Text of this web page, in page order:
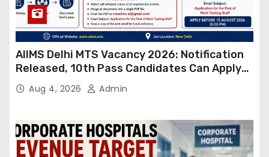
AIIMS Delhi MTS Vacancy 2026: Notification
Released, 10th Pass Candidates Can Apply
Through Email
Aug 4, 2026 Admin